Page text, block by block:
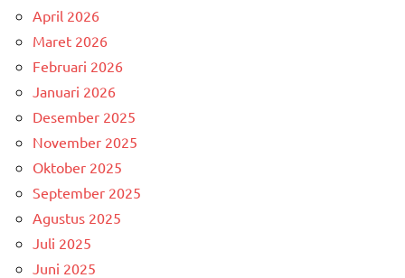
April 2026
Maret 2026
Februari 2026
Januari 2026
Desember 2025
November 2025
Oktober 2025
September 2025
Agustus 2025
Juli 2025
Juni 2025